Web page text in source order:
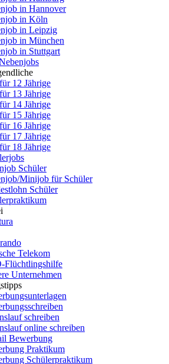
in Hannover
in Köln
in Leipzig
in München
in Stuttgart
12 Jährige
13 Jährige
14 Jährige
15 Jährige
16 Jährige
17 Jährige
18 Jährige
Schüler
Minijob für Schüler
Schüler
Telekom
Flüchtlingshilfe
Unternehmen
schreiben
online schreiben
Bewerbung
Praktikum
Schülerpraktikum